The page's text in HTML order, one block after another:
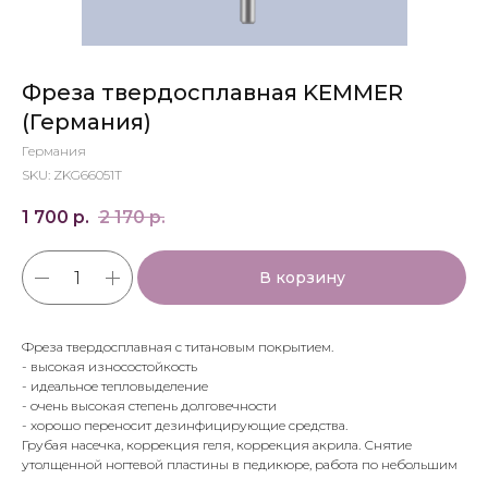
Фреза твердосплавная KEMMER
(Германия)
Германия
SKU: ZKG66051T
1 700 р. 2 170 р.
В корзину
Фреза твердосплавная с титановым покрытием.
- высокая износостойкость
- идеальное тепловыделение
- очень высокая степень долговечности
- хорошо переносит дезинфицирующие средства.
Грубая насечка, коррекция геля, коррекция акрила. Снятие
утолщенной ногтевой пластины в педикюре, работа по небольшим